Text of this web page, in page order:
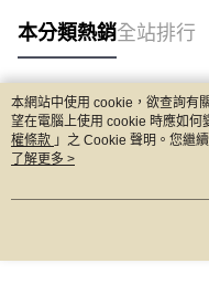
本分類熱銷全站排行
熱門標籤
本網站中使用 cookie，欲查詢有
望在電腦上使用 cookie 時應如何
權條款 」之 Cookie 聲明。您繼
用條款之 Cookie 聲明使用 cookie
了解更多 >